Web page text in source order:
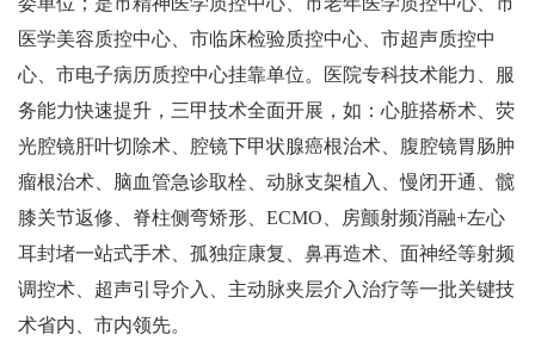
医学美容质控中心、市临床检验质控中心、 市超声质控中
心、市电子病历质控中心挂靠单位。医院专科技术能力、服
务能力快速提升，三甲技术全面开展，如：心脏搭桥术、荧
光腔镜肝叶切除术、腔镜下甲状腺癌根治术、腹腔镜胃肠肿
瘤根治术、脑血管急诊取栓、动脉支架植入、慢闭开通、髋
膝关节返修、脊柱侧弯矫形、ECMO、房颤射频消融+左心
耳封堵一站式手术、孤独症康复、鼻再造术、面神经等射频
调控术、超声引导介入、主动脉夹层介入治疗等一批关键技
术省内、市内领先。